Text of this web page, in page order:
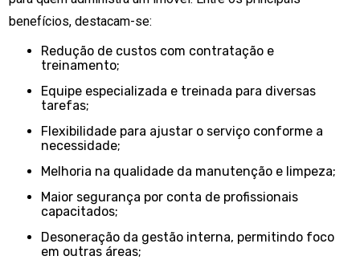
benefícios, destacam-se:
Redução de custos com contratação e
treinamento;
Equipe especializada e treinada para diversas
tarefas;
Flexibilidade para ajustar o serviço conforme a
necessidade;
Melhoria na qualidade da manutenção e limpeza;
Maior segurança por conta de profissionais
capacitados;
Desoneração da gestão interna, permitindo foco
em outras áreas;